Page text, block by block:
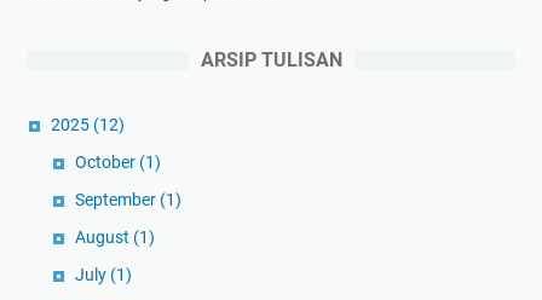
ARSIP TULISAN
2025 (12)
October (1)
September (1)
August (1)
July (1)